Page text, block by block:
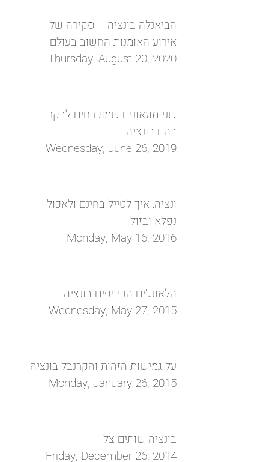
הביאנלה בונציה – סקירה של
אירוע האומנות החשוב בעולם
Thursday, August 20, 2020
שני מוזאונים שמוכרחים לבקר
בהם בונציה
Wednesday, June 26, 2019
ונציה: איך לטייל בחינם ולאכול
נפלא ובזול
Monday, May 16, 2016
הלאונג'ים הכי יפים בונציה
Wednesday, May 27, 2015
על גמישות הזהות והקרנבל בונציה
Monday, January 26, 2015
בונציה שותים צל
Friday, December 26, 2014